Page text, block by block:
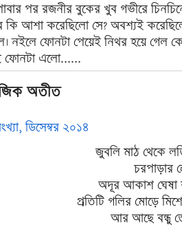
পর রজনীর বুকের খুব গভীরে
আশা করেছিলো সে? অবশ্যই
নইলে ফোনটা পেয়েই নিথর হয়ে গেল
ফোনটা এলো......
অতীত
ডিসেম্বর ২০১৪
জুবলি মাঠ থেকে
চরপাড়ার
অদূর আকাশ ঘেষা
প্রতিটি গলির মোড়ে
আর আছে বন্ধু